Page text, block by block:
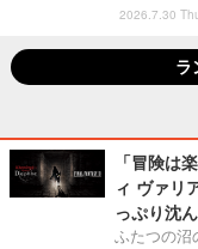
2026.7.30
ラ
「冒険は
ィ ヴァリ
っぷり沈
ふたつの沼